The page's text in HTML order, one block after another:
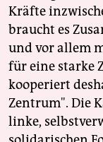
Kräfte
braucht es
und vor allem
für eine starke
kooperiert
Zentrum". Die
linke,